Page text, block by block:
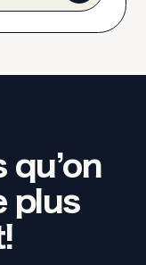
plus